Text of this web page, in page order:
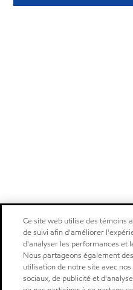
Ce site web utilise des témoins
de suivi afin d'améliorer
d'analyser les performances et
Nous partageons également
utilisation de notre site avec
sociaux, de publicité et